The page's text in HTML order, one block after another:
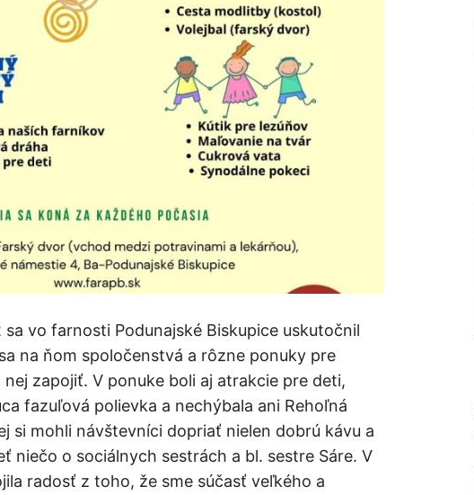
vo farnosti Podunajské Biskupice uskutočnil
na ňom spoločenstvá a rôzne ponuky pre
zapojiť. V ponuke boli aj atrakcie pre deti,
fazuľová polievka a nechýbala ani Rehoľná
si mohli návštevníci dopriať nielen dobrú kávu a
niečo o sociálnych sestrách a bl. sestre Sáre. V
radosť z toho, že sme súčasť veľkého a